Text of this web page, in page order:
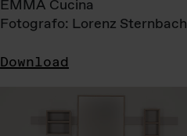
EMMA Cucina
Fotografo: Lorenz Sternbach
Download